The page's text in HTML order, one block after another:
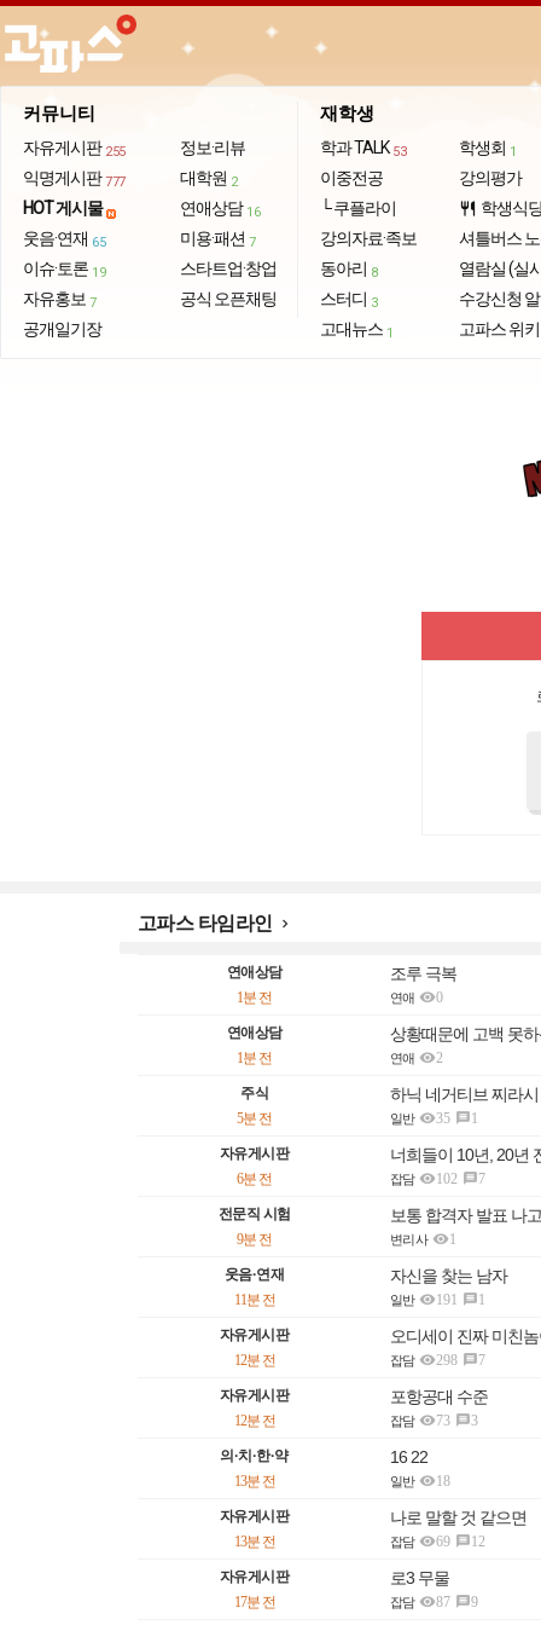
커뮤니티
자유게시판 255
익명게시판 777
HOT 게시물
웃음·연재 65
이슈·토론 19
자유홍보 7
공개일기장
정보·리뷰
대학원 2
연애상담 16
미용·패션 7
스타트업·창업
공식 오픈채팅
재학생
학과 TALK 53
이중전공
└ 쿠플라이
강의자료·족보
동아리 8
스터디 3
고대뉴스 1
학생회 1
강의평가
restaurant 학생식
셔틀버스
열람실 (실
수강신청
고파스 위키
고파스 타임라인 
연애상담 조루 극복
1분 전 연애 0
연애상담 상황때문에 고백 못
1분 전 연애 2
주식 하닉 네거티브 찌라
5분 전 일반 35 1
자유게시판 너희들이 10년, 20년
6분 전 잡담 102 7
전문직 시험 보통 합격자 발표 나
9분 전 변리사 1
웃음·연재 자신을 찾는 남자
11분 전 일반 191 1
자유게시판 오디세이 진짜 미친
12분 전 잡담 298 7
자유게시판 포항공대 수준
12분 전 잡담 73 3
의·치·한·약 16 22
13분 전 일반 18
자유게시판 나로 말할 것 같으면
13분 전 잡담 69 12
자유게시판 로3 무물
17분 전 잡담 87 9